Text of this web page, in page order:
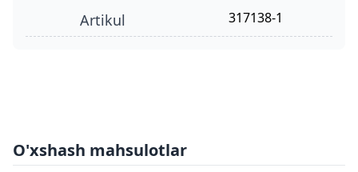
Artikul 317138-1
O'xshash mahsulotlar